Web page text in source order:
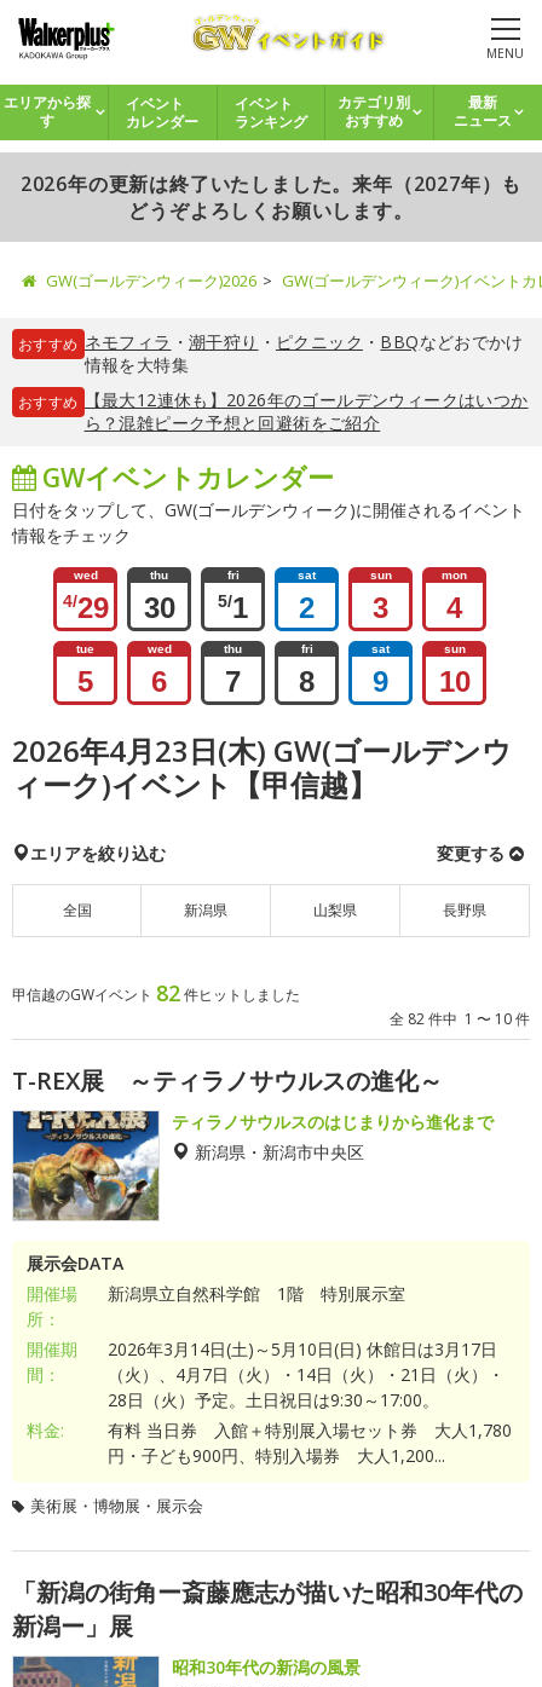
MENU
エリアから探
す
イベント
カレンダー
イベント
ランキング
カテゴリ別
おすすめ
最新
ニュース
2026年の更新は終了いたしました。来年（2027年）も
どうぞよろしくお願いします。
GW(ゴールデンウィーク)2026 GW(ゴールデンウィーク)イベント
おすすめ ネモフィラ ・ 潮干狩り ・ ピクニック ・ BBQなどおでかけ
情報を大特集
おすすめ
【最大12連休も】2026年のゴールデンウィークはいつか
ら？混雑ピーク予想と回避術をご紹介
GWイベントカレンダー
日付をタップして、GW(ゴールデンウィーク)に開催されるイベント
情報をチェック
wed
4/29
thu
30
fri
5/1
sat
2
sun
3
mon
4
tue
5
wed
6
thu
7
fri
8
sat
9
sun
10
2026年4月23日(木) GW(ゴールデンウ
ィーク)イベント【甲信越】
エリアを絞り込む 変更する
全国 新潟県 山梨県 長野県
甲信越のGWイベント 82件ヒットしました
全 82 件中 1 〜 10 件
T-REX展 ～ティラノサウルスの進化～
ティラノサウルスのはじまりから進化まで
新潟県・新潟市中央区
展示会DATA
開催場
所：
新潟県立自然科学館 1階 特別展示室
開催期
間：
2026年3月14日(土)～5月10日(日) 休館日は3月17日
（火）、4月7日（火）・14日（火）・21日（火）・
28日（火）予定。土日祝日は9:30～17:00。
料金:
有料 当日券 入館＋特別展入場セット券 大人1,780
円・子ども900円、特別入場券 大人1,200...
美術展・博物展・展示会
「新潟の街角ー斎藤應志が描いた昭和30年代の
新潟ー」展
昭和30年代の新潟の風景